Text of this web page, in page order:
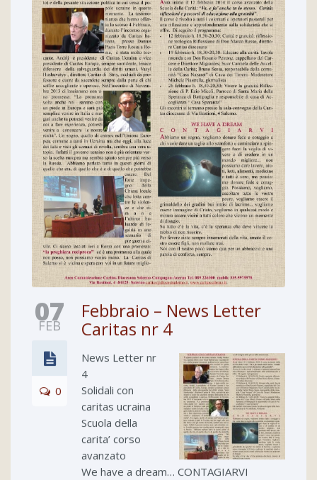
07
FEB
0
Febbraio – News Letter
Caritas nr 4
News Letter nr
4
Solidali con
caritas ucraina
Scuola della
carita’ corso
avanzato
We have a dream… CONTAGIARVI